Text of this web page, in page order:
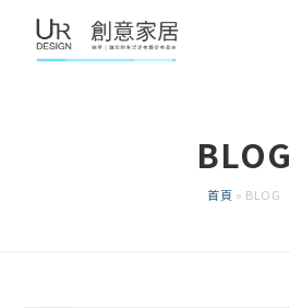
BLOG
首頁 » BLOG